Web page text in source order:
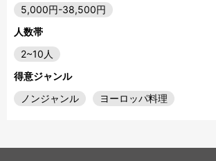
5,000円-38,500円
人数帯
2~10人
得意ジャンル
ノンジャンル
ヨーロッパ料理